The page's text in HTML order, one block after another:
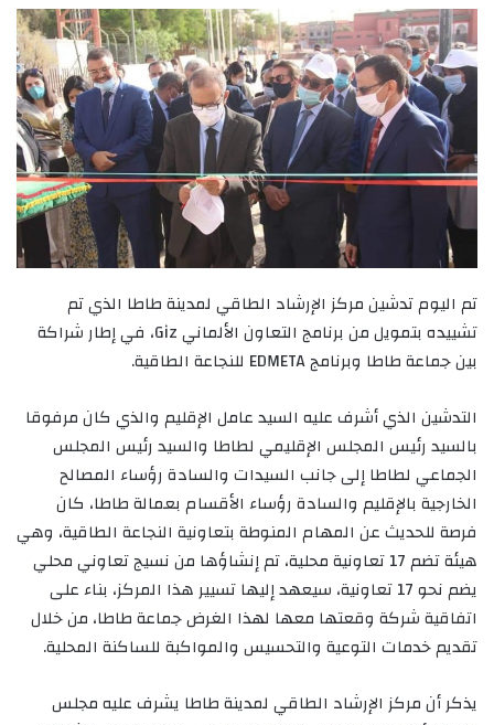
تم اليوم تدشين مركز الإرشاد الطاقي لمدينة طاطا الذي تم
تشييده بتمويل من برنامج التعاون الألماني Giz، في إطار شراكة
بين جماعة طاطا وبرنامج EDMETA للنجاعة الطاقية.
التدشين الذي أشرف عليه السيد عامل الإقليم والذي كان مرفوقا
بالسيد رئيس المجلس الإقليمي لطاطا والسيد رئيس المجلس
الجماعي لطاطا إلى جانب السيدات والسادة رؤساء المصالح
الخارجية بالإقليم والسادة رؤساء الأقسام بعمالة طاطا، كان
فرصة للحديث عن المهام المنوطة بتعاونية النجاعة الطاقية، وهي
هيئة تضم 17 تعاونية محلية، تم إنشاؤها من نسيج تعاوني محلي
يضم نحو 17 تعاونية، سيعهد إليها تسيير هذا المركز، بناء على
اتفاقية شركة وقعتها معها لهذا الغرض جماعة طاطا، من خلال
تقديم خدمات التوعية والتحسيس والمواكبة للساكنة المحلية.
يذكر أن مركز الإرشاد الطاقي لمدينة طاطا يشرف عليه مجلس